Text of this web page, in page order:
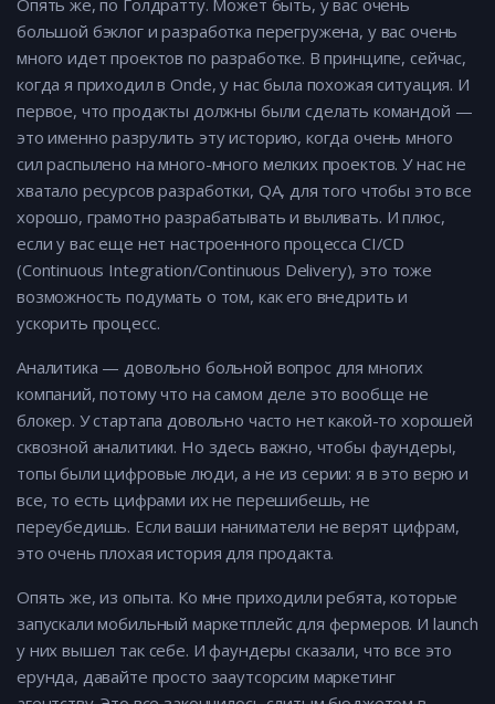
Опять же, по Голдратту. Может быть, у вас очень
большой бэклог и разработка перегружена, у вас очень
много идет проектов по разработке. В принципе, сейчас,
когда я приходил в Onde, у нас была похожая ситуация. И
первое, что продакты должны были сделать командой —
это именно разрулить эту историю, когда очень много
сил распылено на много-много мелких проектов. У нас не
хватало ресурсов разработки, QA, для того чтобы это все
хорошо, грамотно разрабатывать и выливать. И плюс,
если у вас еще нет настроенного процесса CI/CD
(Continuous Integration/Continuous Delivery), это тоже
возможность подумать о том, как его внедрить и
ускорить процесс.
Аналитика — довольно больной вопрос для многих
компаний, потому что на самом деле это вообще не
блокер. У стартапа довольно часто нет какой-то хорошей
сквозной аналитики. Но здесь важно, чтобы фаундеры,
топы были цифровые люди, а не из серии: я в это верю и
все, то есть цифрами их не перешибешь, не
переубедишь. Если ваши наниматели не верят цифрам,
это очень плохая история для продакта.
Опять же, из опыта. Ко мне приходили ребята, которые
запускали мобильный маркетплейс для фермеров. И launch
у них вышел так себе. И фаундеры сказали, что все это
ерунда, давайте просто зааутсорсим маркетинг